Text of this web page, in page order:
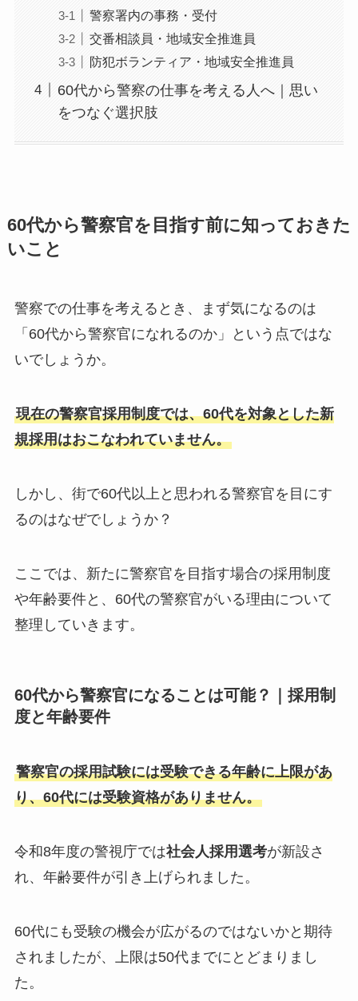
警察署内の事務・受付
交番相談員・地域安全推進員
防犯ボランティア・地域安全推進員
60代から警察の仕事を考える人へ｜思い
をつなぐ選択肢
60代から警察官を目指す前に知っておきた
いこと
警察での仕事を考えるとき、まず気になるのは
「60代から警察官になれるのか」という点ではな
いでしょうか。
現在の警察官採用制度では、60代を対象とした新
規採用はおこなわれていません。
しかし、街で60代以上と思われる警察官を目にす
るのはなぜでしょうか？
ここでは、新たに警察官を目指す場合の採用制度
や年齢要件と、60代の警察官がいる理由について
整理していきます。
60代から警察官になることは可能？｜採用制
度と年齢要件
警察官の採用試験には受験できる年齢に上限があ
り、60代には受験資格がありません。
令和8年度の警視庁では社会人採用選考が新設さ
れ、年齢要件が引き上げられました。
60代にも受験の機会が広がるのではないかと期待
されましたが、上限は50代までにとどまりまし
た。